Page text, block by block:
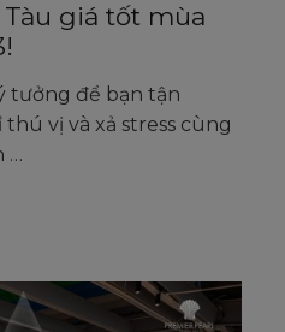
giá tốt mùa
tưởng để bạn tận
vị và xả stress cùng
…